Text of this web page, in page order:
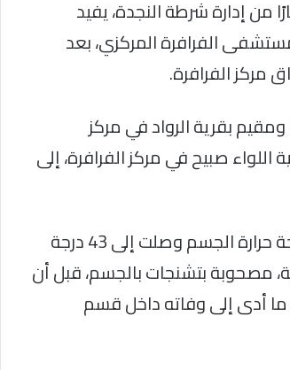
من إدارة شرطة النجدة، يفيد
الفرافرة المركزي، بعد
مركز الفرافرة.
من: السيد فراج السيد أحمد، 45 عامًا، ومقيم بقرية الرواد في مركز
60 عامًا، ومقيم بقرية اللواء صبيح في مركز الفرافرة، إلى
وأظهرت الفحوصات الأولية إصابة الأول بارتفاع في درجة حرارة الجسم وصلت إلى 43 درجة
حرارة الثاني إلى 42 درجة مئوية، مصحوبة بتشنجات بالجسم، قبل أن
ما أدى إلى وفاته داخل قسم